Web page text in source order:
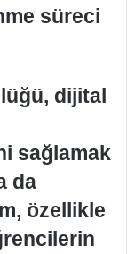
süreci
dijital
sağlamak
da
özellikle